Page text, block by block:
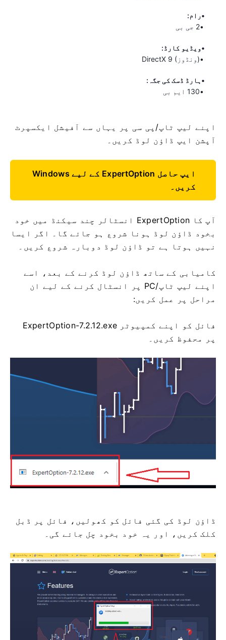
رام:
2 جی بی
ویڈیو کارڈ:
DirectX 9 (ونڈوز)
ہارڈ ڈسک کی جگہ:
130 ایم بی
اپنے لیپ ٹاپ/پی سی پر یہاں سے آفیشل ایکسپرٹ
آپشن ایپ ڈاؤن لوڈ کریں۔
Windows کے لیے ExpertOption ایپ حاصل
کریں۔
آپ کا ExpertOption انسٹالر چند سیکنڈ میں خود
بخود ڈاؤن لوڈ ہونا شروع ہو جائے گا۔ اگر ایسا
نہیں ہوتا ہے تو ڈاؤن لوڈ دوبارہ شروع کریں۔
کامیابی کے ساتھ ڈاؤن لوڈ کرنے کے بعد، اسے
اپنے لیپ ٹاپ/PC پر انسٹال کرنے کے لیے ان
مراحل پر عمل کریں:
ExpertOption-7.2.12.exe فائل کو اپنے کمپیوٹر
پر محفوظ کریں۔
ڈاؤن لوڈ کی گئی فائل کو کھولیں، فائل پر ڈبل
کلک کریں، اور یہ خود بخود چل جائے گی۔